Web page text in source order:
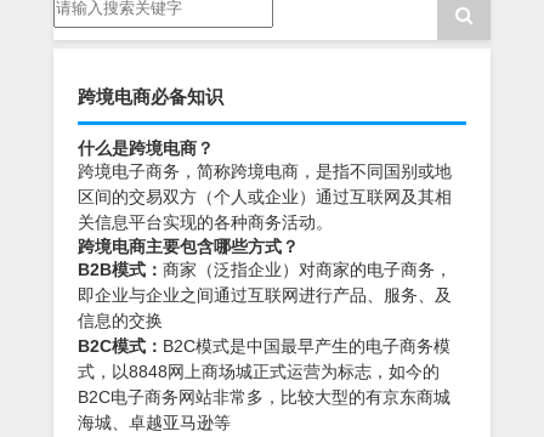
跨境电商必备知识
什么是跨境电商？
跨境电子商务，简称跨境电商，是指不同国别或地
区间的交易双方（个人或企业）通过互联网及其相
关信息平台实现的各种商务活动。
跨境电商主要包含哪些方式？
B2B模式： 商家（泛指企业）对商家的电子商务，
即企业与企业之间通过互联网进行产品、服务、及
信息的交换
B2C模式： B2C模式是中国最早产生的电子商务模
式，以8848网上商场城正式运营为标志，如今的
B2C电子商务网站非常多，比较大型的有京东商城
海城、卓越亚马逊等